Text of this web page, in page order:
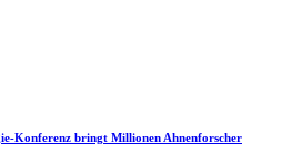
Konferenz bringt Millionen Ahnenforscher